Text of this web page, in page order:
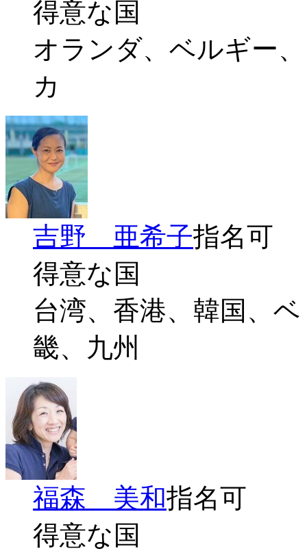
得意な国
オランダ、ベルギー
カ
吉野 亜希子指名可
得意な国
台湾、香港、韓国、
畿、九州
福森 美和指名可
得意な国